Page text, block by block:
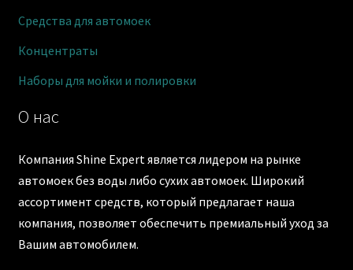
О нас
Компания Shine Expert является лидером на рынке
автомоек без воды либо сухих автомоек. Широкий
ассортимент средств, который предлагает наша
компания, позволяет обеспечить премиальный уход за
Вашим автомобилем.
Средства для автомоек
Концентраты
Наборы для мойки и полировки